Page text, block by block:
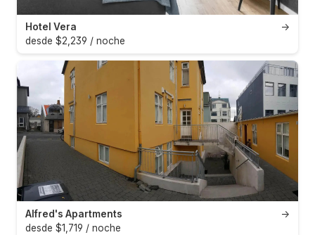
→
Hotel Vera
desde $2,239 / noche
→
Alfred's Apartments
desde $1,719 / noche